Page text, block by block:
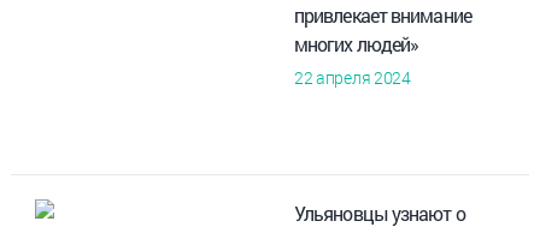
привлекает внимание
многих людей»
22 апреля 2024
Ульяновцы узнают о